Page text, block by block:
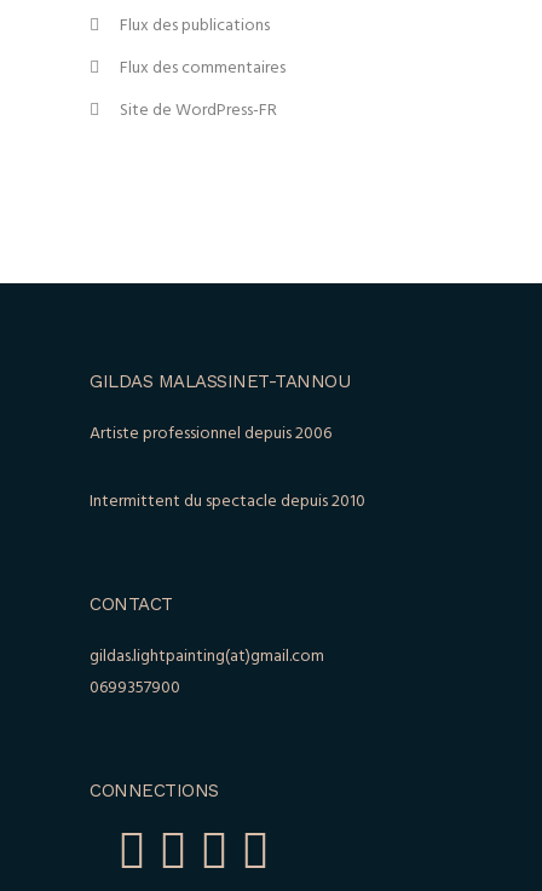
Flux des publications
Flux des commentaires
Site de WordPress-FR
GILDAS MALASSINET-TANNOU
Artiste professionnel depuis 2006
Intermittent du spectacle depuis 2010
CONTACT
gildas.lightpainting(at)gmail.com
0699357900
CONNECTIONS